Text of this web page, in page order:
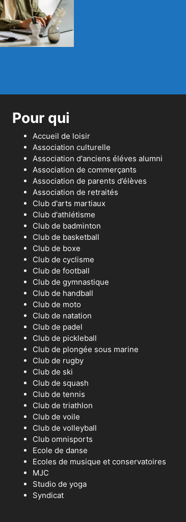
Pour qui
Accueil de loisir
Association culturelle
Association d'anciens éléves alumni
Association de commerçants
Association de parents d’élèves
Association de retraités
Club d'arts martiaux
Club d'athlétisme
Club de badminton
Club de basketball
Club de boxe
Club de cyclisme
Club de football
Club de gymnastique
Club de handball
Club de moto
Club de natation
Club de padel
Club de pickleball
Club de plongée sous marine
Club de rugby
Club de ski
Club de squash
Club de tennis
Club de triathlon
Club de voile
Club de volleyball
Club omnisports
Ecole de danse
Ecoles de musique et conservatoires
MJC
Studio de yoga
Syndicat